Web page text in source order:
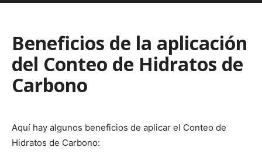
Beneficios de la aplicación
del Conteo de Hidratos de
Carbono
Aquí hay algunos beneficios de aplicar el Conteo de
Hidratos de Carbono: